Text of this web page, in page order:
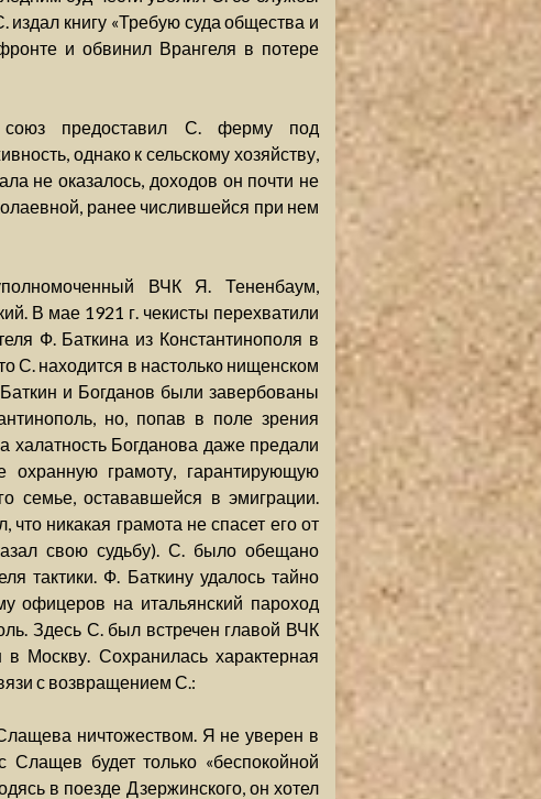
книгу «Требую суда общества и
и обвинил Врангеля в потере
предоставил С. ферму под
однако к сельскому хозяйству,
не оказалось, доходов он почти не
ранее числившейся при нем
ВЧК Я. Тененбаум,
В мае 1921 г. чекисты перехватили
Ф. Баткина из Константинополя в
С. находится в настолько нищенском
и Богданов были завербованы
но, попав в поле зрения
халатность Богданова даже предали
охранную грамоту, гарантирующую
семье, остававшейся в эмиграции.
никакая грамота не спасет его от
свою судьбу). С. было обещано
тактики. Ф. Баткину удалось тайно
офицеров на итальянский пароход
Здесь С. был встречен главой ВЧК
Москву. Сохранилась характерная
с возвращением С.:
ничтожеством. Я не уверен в
Слащев будет только «беспокойной
в поезде Дзержинского, он хотел